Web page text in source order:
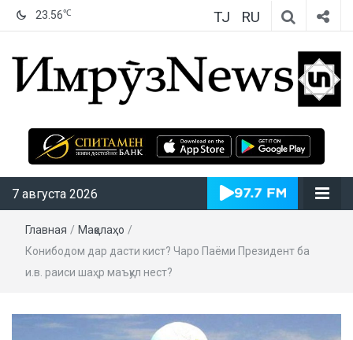
23.56℃ TJ RU
ИмрӯзNews
7 августа 2026
Главная / Мақолаҳо /
Конибодом дар дасти кист? Чаро Паёми Президент ба
и.в. раиси шаҳр маъқул нест?